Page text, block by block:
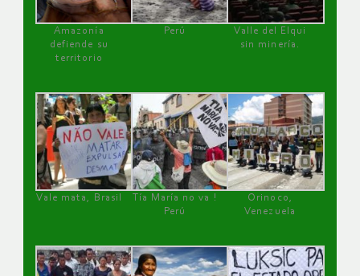
Amazonía
defiende su
territorio
Perú
Valle del Elqui
sin minería.
Vale mata, Brasil
Tía María no va !
Perú
Orinoco,
Venezuela